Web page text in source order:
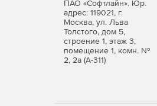
ПАО «Софтлайн». Юр.
адрес: 119021, г.
Москва, ул. Льва
Толстого, дом 5,
строение 1, этаж 3,
помещение 1, комн. №
2, 2а (А-311)